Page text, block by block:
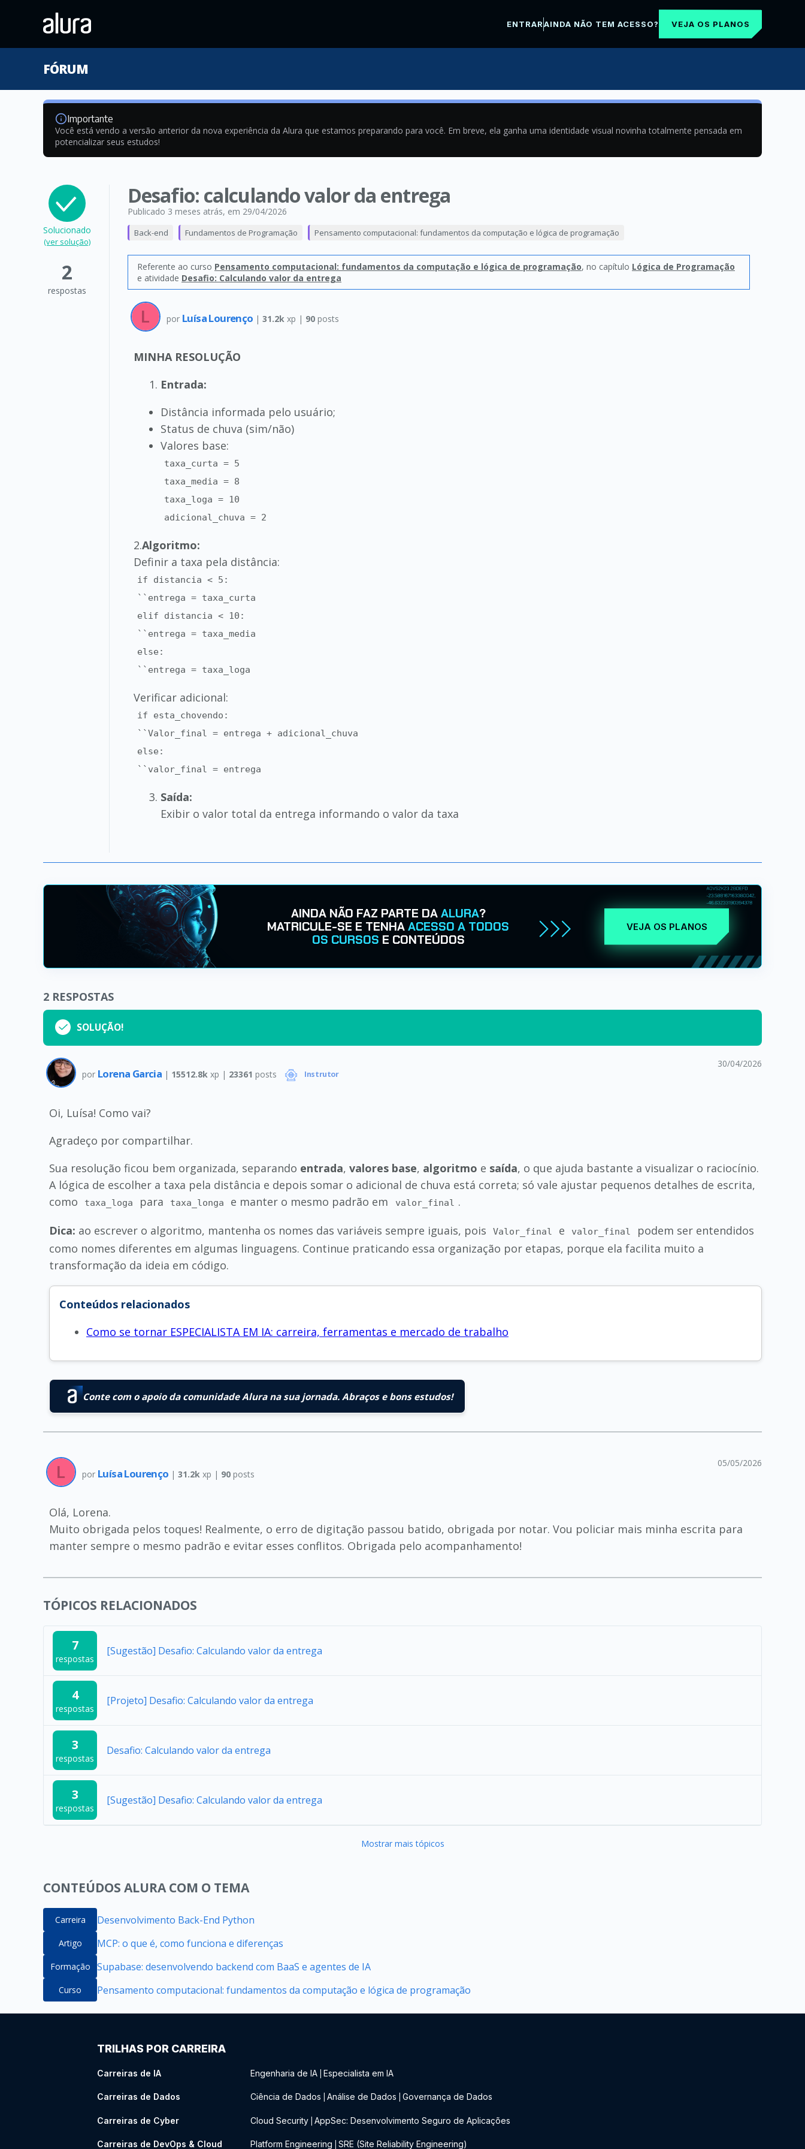
ENTRARAINDA NÃO TEM ACESSO? VEJA OS PLANOS
FÓRUM
Importante
Você está vendo a versão anterior da nova experiência da Alura que estamos preparando para você. Em breve, ela ganha uma identidade visual novinha totalmente pensada em
potencializar seus estudos!
Solucionado
(ver solução)
2
respostas
Desafio: calculando valor da entrega
Publicado 3 meses atrás, em 29/04/2026
Back-end Fundamentos de Programação Pensamento computacional: fundamentos da computação e lógica de programação
Referente ao curso Pensamento computacional: fundamentos da computação e lógica de programação, no capítulo Lógica de Programação
e atividade Desafio: Calculando valor da entrega
por Luísa Lourenço | 31.2k xp | 90 posts
MINHA RESOLUÇÃO
Entrada:
Distância informada pelo usuário;
Status de chuva (sim/não)
Valores base:
taxa_curta = 5
taxa_media = 8
taxa_loga = 10
adicional_chuva = 2
2.Algoritmo:
Definir a taxa pela distância:
if distancia < 5:
``entrega = taxa_curta
elif distancia < 10:
``entrega = taxa_media
else:
``entrega = taxa_loga
Verificar adicional:
if esta_chovendo:
``Valor_final = entrega + adicional_chuva
else:
``valor_final = entrega
Saída:
Exibir o valor total da entrega informando o valor da taxa
AINDA NÃO FAZ PARTE DAALURA?
MATRICULE-SE E TENHAACESSO A TODOS
OS CURSOS E CONTEÚDOS
VEJA OS PLANOS
2 RESPOSTAS
SOLUÇÃO!
por Lorena Garcia | 15512.8k xp | 23361 posts Instrutor
30/04/2026
Oi, Luísa! Como vai?
Agradeço por compartilhar.
Sua resolução ficou bem organizada, separando entrada, valores base, algoritmo e saída, o que ajuda bastante a visualizar o raciocínio.
A lógica de escolher a taxa pela distância e depois somar o adicional de chuva está correta; só vale ajustar pequenos detalhes de escrita,
como
taxa_loga para taxa_longa e manter o mesmo padrão em valor_final .
Dica: ao escrever o algoritmo, mantenha os nomes das variáveis sempre iguais, pois Valor_final e valor_final
podem ser entendidos
como nomes diferentes em algumas linguagens. Continue praticando essa organização por etapas, porque ela facilita muito a
transformação da ideia em código.
Conteúdos relacionados
Como se tornar ESPECIALISTA EM IA: carreira, ferramentas e mercado de trabalho
Conte com o apoio da comunidade Alura na sua jornada. Abraços e bons estudos!
por Luísa Lourenço | 31.2k xp | 90 posts
05/05/2026
Olá, Lorena.
Muito obrigada pelos toques! Realmente, o erro de digitação passou batido, obrigada por notar. Vou policiar mais minha escrita para
manter sempre o mesmo padrão e evitar esses conflitos. Obrigada pelo acompanhamento!
TÓPICOS RELACIONADOS
7
respostas
[Sugestão] Desafio: Calculando valor da entrega
4
respostas
[Projeto] Desafio: Calculando valor da entrega
3
respostas
Desafio: Calculando valor da entrega
3
respostas
[Sugestão] Desafio: Calculando valor da entrega
Mostrar mais tópicos
CONTEÚDOS ALURA COM O TEMA
Carreira Desenvolvimento Back-End Python
Artigo MCP: o que é, como funciona e diferenças
Formação Supabase: desenvolvendo backend com BaaS e agentes de IA
Curso Pensamento computacional: fundamentos da computação e lógica de programação
TRILHAS POR CARREIRA
Carreiras de IA Engenharia de IA Especialista em IA
Carreiras de Dados Ciência de Dados Análise de Dados Governança de Dados
Carreiras de Cyber Cloud Security AppSec: Desenvolvimento Seguro de Aplicações
Carreiras de DevOps & Cloud Platform Engineering SRE (Site Reliability Engineering)